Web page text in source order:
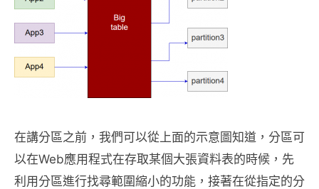
在講分區之前，我們可以從上面的示意圖知道，分區可
以在Web應用程式在存取某個大張資料表的時候，先
利用分區進行找尋範圍縮小的功能，接著在從指定的分